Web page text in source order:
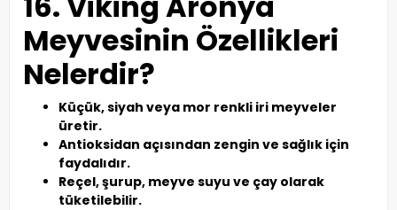
Meyvesinin Özellikleri
Nelerdir?
Küçük, siyah veya mor renkli iri meyveler
üretir.
Antioksidan açısından zengin ve sağlık için
faydalıdır.
Reçel, şurup, meyve suyu ve çay olarak
tüketilebilir.